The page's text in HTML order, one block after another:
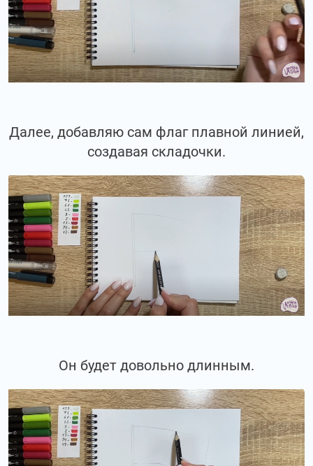
Далее, добавляю сам флаг плавной линией,
создавая складочки.
Он будет довольно длинным.